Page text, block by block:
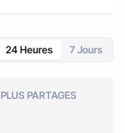
24 Heures 7 Jours
PLUS PARTAGES